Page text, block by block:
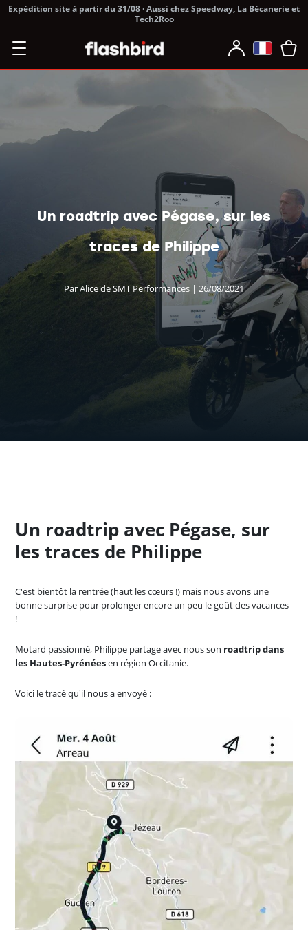
Expédition site à partir du 31/08 · Aussi chez Speedway, La Bécanerie et
Tech2Roo
Un roadtrip avec Pégase, sur les
traces de Philippe
Par Alice de SMT Performances | 26/08/2021
Un roadtrip avec Pégase, sur
les traces de Philippe
C'est bientôt la rentrée (haut les cœurs !) mais nous avons une
bonne surprise pour prolonger encore un peu le goût des vacances
!
Motard passionné, Philippe partage avec nous son roadtrip dans
les Hautes-Pyrénéesen région Occitanie.
Voici le tracé qu'il nous a envoyé :